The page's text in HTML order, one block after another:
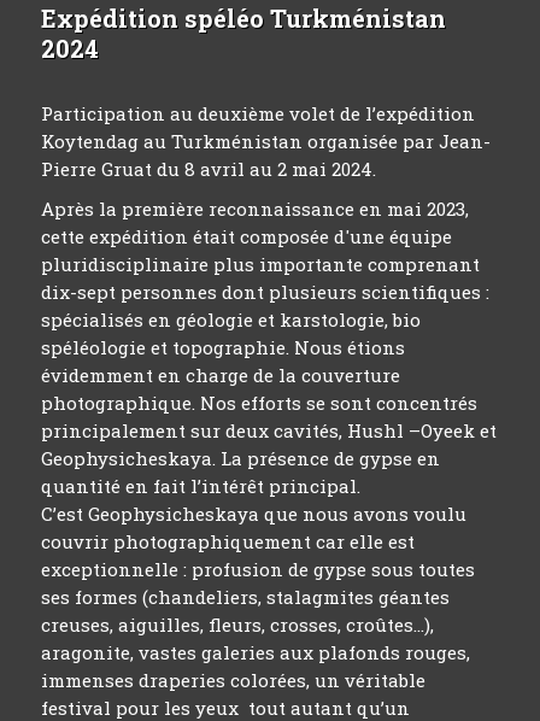
Expédition spéléo Turkménistan
2024
Participation au deuxième volet de l’expédition
Koytendag au Turkménistan organisée par Jean-
Pierre Gruat du 8 avril au 2 mai 2024.
Après la première reconnaissance en mai 2023,
cette expédition était composée d'une équipe
pluridisciplinaire plus importante comprenant
dix-sept personnes dont plusieurs scientifiques :
spécialisés en géologie et karstologie, bio
spéléologie et topographie. Nous étions
évidemment en charge de la couverture
photographique. Nos efforts se sont concentrés
principalement sur deux cavités, Hushl –Oyeek et
Geophysicheskaya. La présence de gypse en
quantité en fait l’intérêt principal.
C’est Geophysicheskaya que nous avons voulu
couvrir photographiquement car elle est
exceptionnelle : profusion de gypse sous toutes
ses formes (chandeliers, stalagmites géantes
creuses, aiguilles, fleurs, crosses, croûtes…),
aragonite, vastes galeries aux plafonds rouges,
immenses draperies colorées, un véritable
festival pour les yeux tout autant qu’un